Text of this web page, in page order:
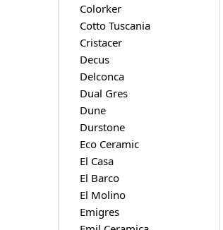
Colorker
Cotto Tuscania
Cristacer
Decus
Delconca
Dual Gres
Dune
Durstone
Eco Ceramic
El Casa
El Barco
El Molino
Emigres